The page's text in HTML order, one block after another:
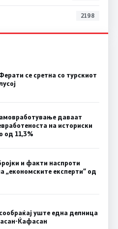
2198
се сретна со турскиот
даваат
на историски
од 11,3%
и факти наспроти
„економските експерти“ од
уште една делница
Ќафасан